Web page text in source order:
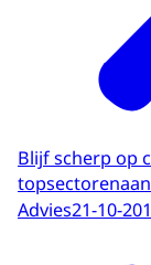
Blijf scherp op
Advies21-10-